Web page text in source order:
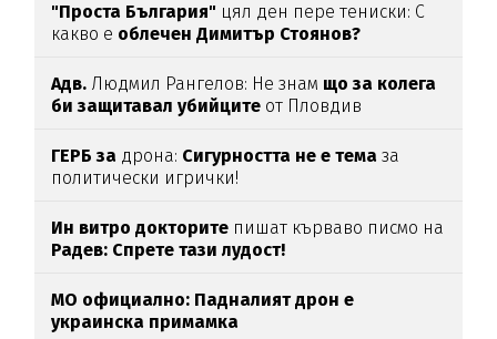
"Проста България" цял ден пере тениски: С
какво е облечен Димитър Стоянов?
Адв. Людмил Рангелов: Не знам що за колега
би защитавал убийците от Пловдив
ГЕРБ за дрона: Сигурността не е темаза
политически игрички!
Ин витро докторите пишат кърваво писмо на
Радев: Спрете тази лудост!
МО официално: Падналият дрон е
украинска примамка